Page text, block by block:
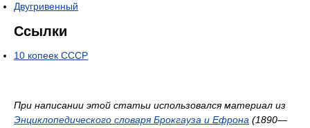
Двугривенный
Ссылки
10 копеек СССР
При написании этой статьи использовался материал из
Энциклопедического словаря Брокгауза и Ефрона (1890—